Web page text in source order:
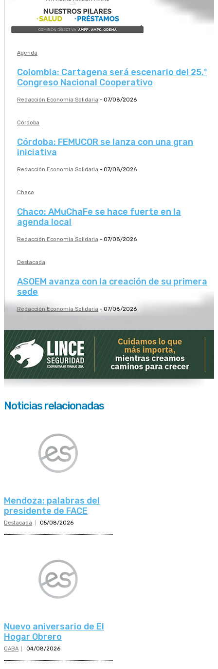
Agenda
Colombia: Cartagena será escenario del 25.º
Congreso Nacional Cooperativo
Redacción Economía Solidaria - 07/08/2026
Córdoba
Córdoba: FEMUCOR se lanza con una gran
iniciativa
Redacción Economía Solidaria - 07/08/2026
Chaco
Chaco: AMuChaFe se hace fuerte en la
agenda local
Redacción Economía Solidaria - 07/08/2026
Destacada
ASOEM avanza con la creación de su primera
sede
Redacción Economía Solidaria - 07/08/2026
Noticias relacionadas
Mendoza: palabras del
presidente de FACE
Destacada 05/08/2026
Nuevo aniversario de El
Hogar Obrero
CABA 04/08/2026